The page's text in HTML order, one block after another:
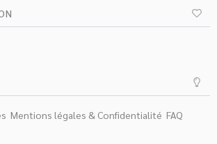
Mentions légales & Confidentialité FAQ